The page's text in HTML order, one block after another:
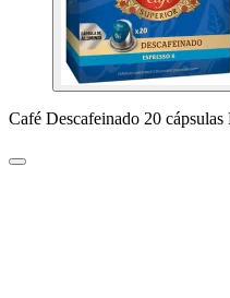
Café Descafeinado 20